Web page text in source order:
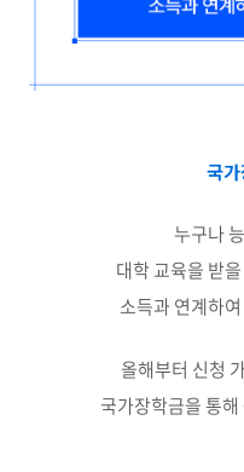
국
누구나
대학 교육을 받
소득과 연계하
올해부터 신청
국가장학금을 통